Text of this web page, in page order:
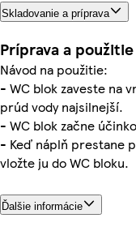
Skladovanie a príprava
Príprava a použitie
Návod na použitie:
- WC blok zaveste na
prúd vody najsilnejší.
- WC blok začne
- Keď náplň prestane
vložte ju do WC bloku.
Ďalšie informácie